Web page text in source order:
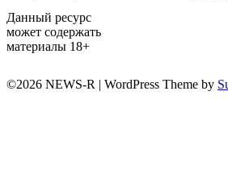
Данный ресурс
может содержать
материалы 18+
©2026 NEWS-R | WordPress Theme by